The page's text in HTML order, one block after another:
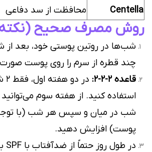
Centella
محافظت از سد دفاعی
روش مصرف صحیح
شب‌ها در روتین پوستی خود، بعد از
چند قطره از سرم را روی پوست
قاعده ۲-۲-۲:
استفاده کنید. از هفته سوم
شب در میان و سپس هر شب (با
پوست) افزایش دهید.
در طول روز حتماً از ضدآفتاب با SPF بالا استفاده کنید.